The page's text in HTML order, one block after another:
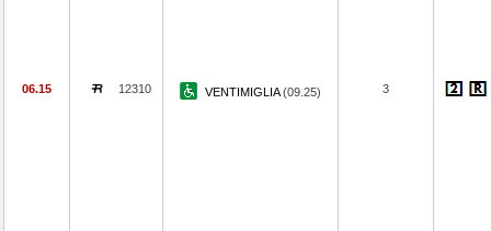
06.15 12310 VENTIMIGLIA(09.25) 3